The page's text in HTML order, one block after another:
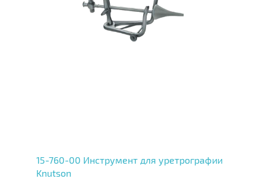
15-760-00 Инструмент для уретрографии
Knutson